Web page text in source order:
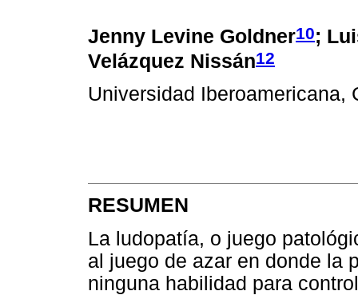
Jenny Levine Goldner10;
Velázquez Nissán12
Universidad Iberoamericana,
RESUMEN
La ludopatía, o juego
al juego de azar en donde la
ninguna habilidad para